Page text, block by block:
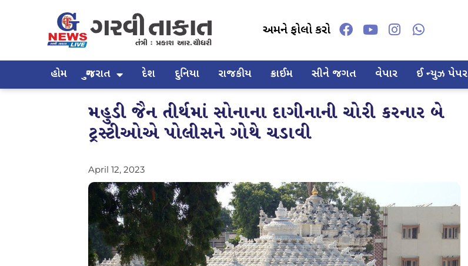
અમને ફોલો કરો
હોમ ગુજરાત દેશ દુનિયા રાજકીય ક્રાઈમ સીને જગત વેપાર ઈ ન્યુઝ પેપર
મહુડી જૈન તીર્થમાં સોનાના દાગીનાની ચોરી કરનાર બે
ટ્રસ્ટીઓએ પોલીસને ગોથે ચડાવી
April 12, 2023